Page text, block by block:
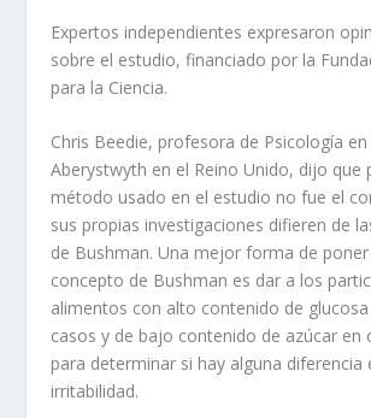
Expertos independientes expresaron
sobre el estudio, financiado por la
para la Ciencia.
Chris Beedie, profesora de Psicología
Aberystwyth en el Reino Unido, dijo que
método usado en el estudio no fue el
sus propias investigaciones difieren de
de Bushman. Una mejor forma de
concepto de Bushman es dar a los
alimentos con alto contenido de
casos y de bajo contenido de azúcar en
para determinar si hay alguna diferencia
irritabilidad.